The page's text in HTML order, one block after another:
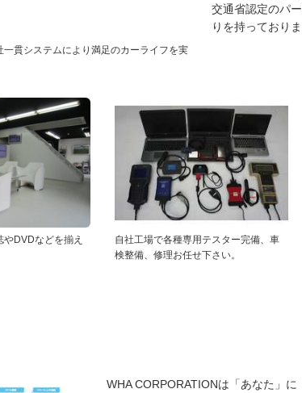
一貫システムにより満足のカーライフを実
交通省認定のパ
りを持っており
DVDなどを揃え
自社工場で各種専用テスター完備、車
検整備、修理お任せ下さい。
WHA CORPORATIONは「あなた」